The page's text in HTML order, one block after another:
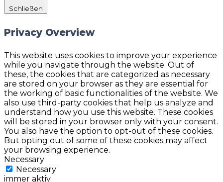
Schließen
Privacy Overview
This website uses cookies to improve your experience
while you navigate through the website. Out of
these, the cookies that are categorized as necessary
are stored on your browser as they are essential for
the working of basic functionalities of the website. We
also use third-party cookies that help us analyze and
understand how you use this website. These cookies
will be stored in your browser only with your consent.
You also have the option to opt-out of these cookies.
But opting out of some of these cookies may affect
your browsing experience.
Necessary
Necessary
immer aktiv